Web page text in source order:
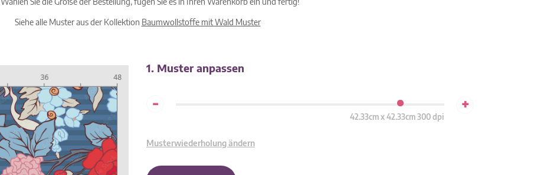
Siehe alle Muster aus der Kollektion Baumwollstoffe mit Wald Muster
1. Muster anpassen
-
42.33cm x 42.33cm 300 dpi
+
Musterwiederholung ändern